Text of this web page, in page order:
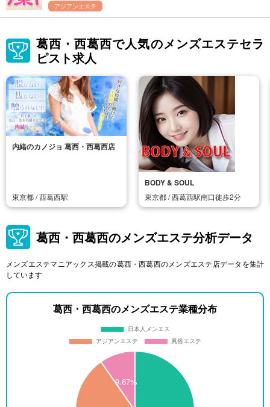
アジアンエステ
葛西・西葛西で人気のメンズエステセラ
ピスト求人
内緒のカノジョ 葛西・西葛西店
東京都 / 西葛西駅
BODY & SOUL
東京都 / 西葛西駅南口徒歩2分
葛西・西葛西のメンズエステ分析データ
メンズエステマニアックス掲載の葛西・西葛西のメンズエステ店データを集計
しています
葛西・西葛西のメンズエステ業種分布